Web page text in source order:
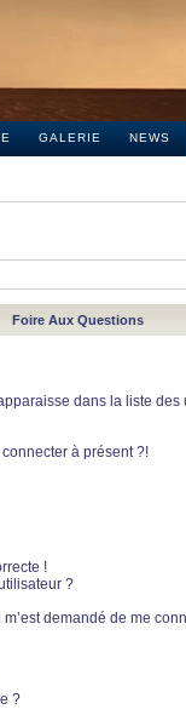
GALERIE NEWS
Foire Aux Questions
dans la liste
à présent ?!
!
?
demandé de me
?